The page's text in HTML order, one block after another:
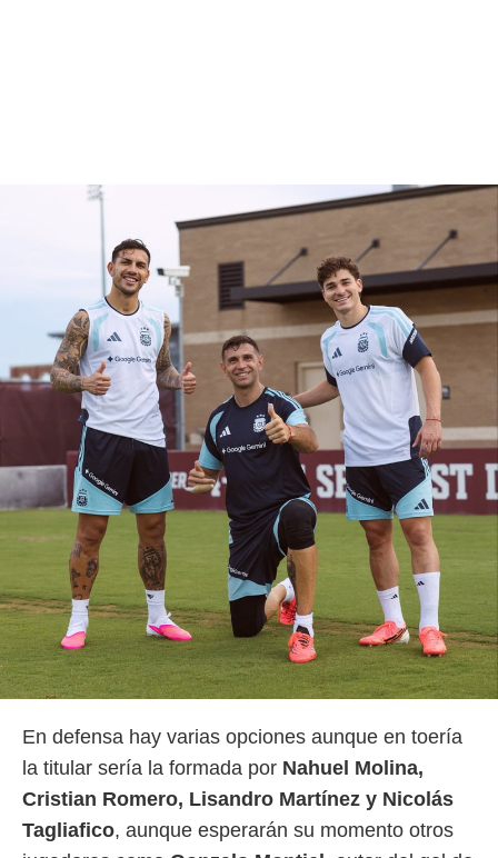
En defensa hay varias opciones aunque en toería
la titular sería la formada por Nahuel Molina,
Cristian Romero, Lisandro Martínez y Nicolás
Tagliafico, aunque esperarán su momento otros